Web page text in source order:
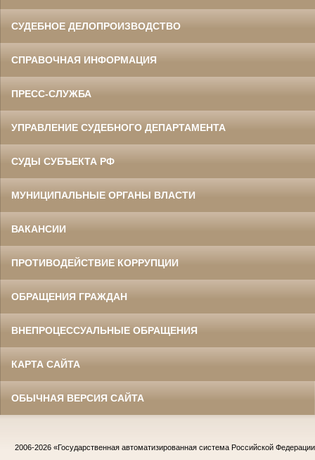
СУДЕБНОЕ ДЕЛОПРОИЗВОДСТВО
СПРАВОЧНАЯ ИНФОРМАЦИЯ
ПРЕСС-СЛУЖБА
УПРАВЛЕНИЕ СУДЕБНОГО ДЕПАРТАМЕНТА
СУДЫ СУБЪЕКТА РФ
МУНИЦИПАЛЬНЫЕ ОРГАНЫ ВЛАСТИ
ВАКАНСИИ
ПРОТИВОДЕЙСТВИЕ КОРРУПЦИИ
ОБРАЩЕНИЯ ГРАЖДАН
ВНЕПРОЦЕССУАЛЬНЫЕ ОБРАЩЕНИЯ
КАРТА САЙТА
ОБЫЧНАЯ ВЕРСИЯ САЙТА
2006-2026 «Государственная автоматизированная система Российской